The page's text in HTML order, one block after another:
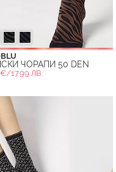
ЧОРАПИ 50 DEN
17.99 ЛВ.